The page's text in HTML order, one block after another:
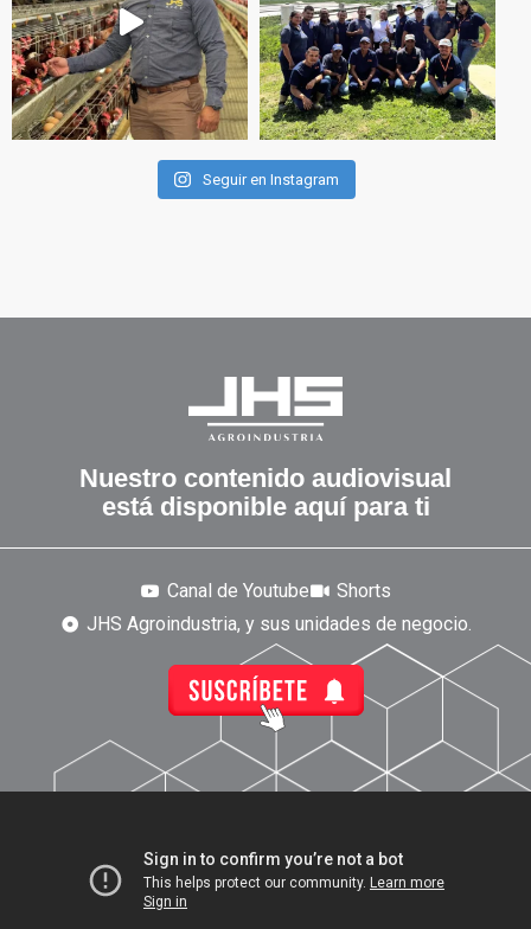
Seguir en Instagram
Nuestro contenido audiovisual
está disponible aquí para ti
Canal de Youtube
Shorts
JHS Agroindustria, y sus unidades de negocio.